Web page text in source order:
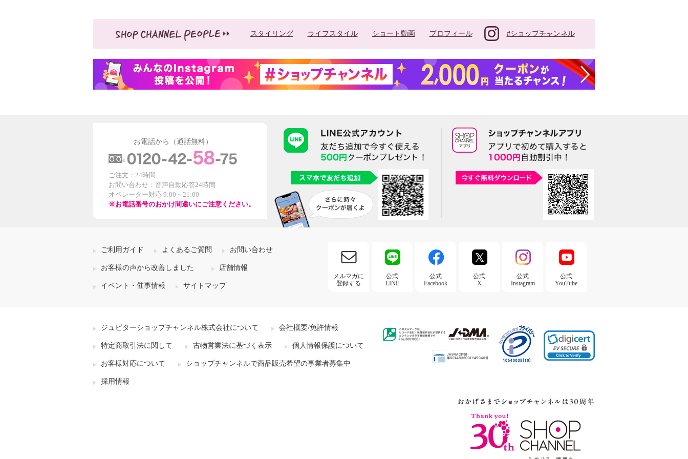
スタイリング ライフスタイル ショート動画 プロフィール #ショップチャンネル
お電話から（通話無料）
ご注文：24時間
お問い合わせ：音声自動応答24時間
オペレーター対応 9:00～21:00
※お電話番号のおかけ間違いにご注意ください。
ご利用ガイド よくあるご質問 お問い合わせ
お客様の声から改善しました 店舗情報
イベント・催事情報 サイトマップ
メルマガに
登録する
公式
LINE
公式
Facebook
公式
X
公式
Instagram
公式
YouTube
ジュピターショップチャンネル株式会社について 会社概要/免許情報
特定商取引法に関して 古物営業法に基づく表示 個人情報保護について
お客様対応について ショップチャンネルで商品販売希望の事業者募集中
採用情報